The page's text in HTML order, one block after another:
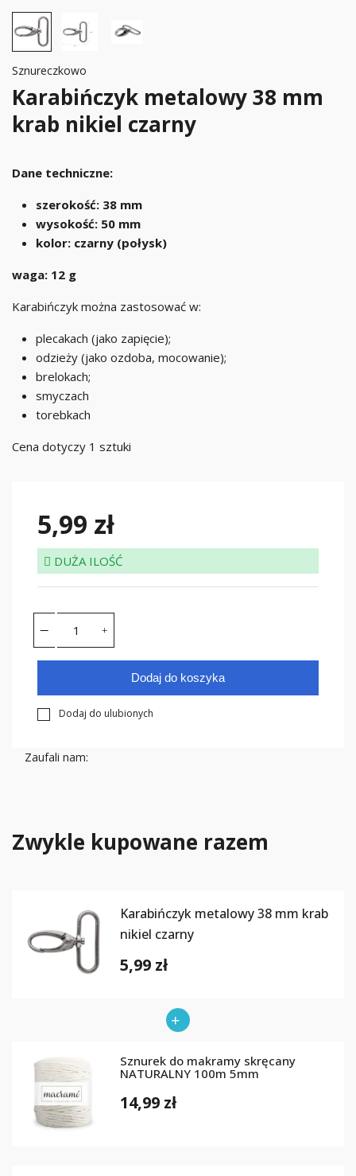
Sznureczkowo
Karabińczyk metalowy 38 mm
krab nikiel czarny
Dane techniczne:
szerokość: 38 mm
wysokość: 50 mm
kolor: czarny (połysk)
waga: 12 g
Karabińczyk można zastosować w:
plecakach (jako zapięcie);
odzieży (jako ozdoba, mocowanie);
brelokach;
smyczach
torebkach
Cena dotyczy 1 sztuki
5,99 zł
DUŻA ILOŚĆ
Dodaj do koszyka
Dodaj do ulubionych
Zaufali nam:
Zwykle kupowane razem
Karabińczyk metalowy 38 mm krab
nikiel czarny
5,99 zł
Sznurek do makramy skręcany
NATURALNY 100m 5mm
14,99 zł